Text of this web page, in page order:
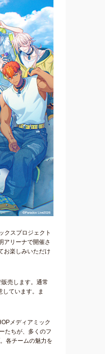
クスプロジェクト
アリーナで開催さ
お楽しみいただけ
売します。通常
ています。ま
メディアミック
たちが、多くのフ
各チームの魅力を